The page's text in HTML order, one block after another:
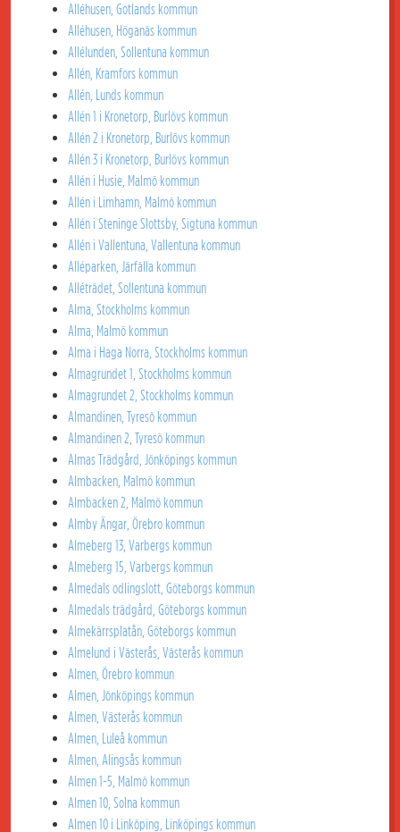
Alléhusen, Gotlands kommun
Alléhusen, Höganäs kommun
Allélunden, Sollentuna kommun
Allén, Kramfors kommun
Allén, Lunds kommun
Allén 1 i Kronetorp, Burlövs kommun
Allén 2 i Kronetorp, Burlövs kommun
Allén 3 i Kronetorp, Burlövs kommun
Allén i Husie, Malmö kommun
Allén i Limhamn, Malmö kommun
Allén i Steninge Slottsby, Sigtuna kommun
Allén i Vallentuna, Vallentuna kommun
Alléparken, Järfälla kommun
Alléträdet, Sollentuna kommun
Alma, Stockholms kommun
Alma, Malmö kommun
Alma i Haga Norra, Stockholms kommun
Almagrundet 1, Stockholms kommun
Almagrundet 2, Stockholms kommun
Almandinen, Tyresö kommun
Almandinen 2, Tyresö kommun
Almas Trädgård, Jönköpings kommun
Almbacken, Malmö kommun
Almbacken 2, Malmö kommun
Almby Ängar, Örebro kommun
Almeberg 13, Varbergs kommun
Almeberg 15, Varbergs kommun
Almedals odlingslott, Göteborgs kommun
Almedals trädgård, Göteborgs kommun
Almekärrsplatån, Göteborgs kommun
Almelund i Västerås, Västerås kommun
Almen, Örebro kommun
Almen, Jönköpings kommun
Almen, Västerås kommun
Almen, Luleå kommun
Almen, Alingsås kommun
Almen 1-5, Malmö kommun
Almen 10, Solna kommun
Almen 10 i Linköping, Linköpings kommun